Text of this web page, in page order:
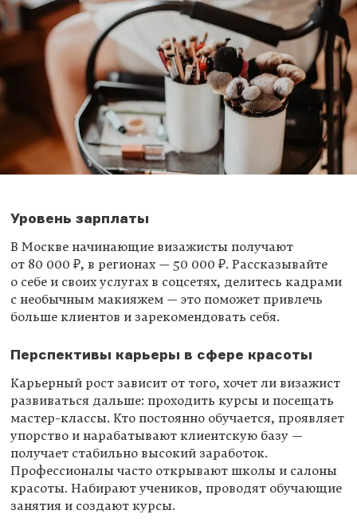
Уровень зарплаты
В Москве начинающие визажисты получают
от 80 000 ₽, в регионах — 50 000 ₽. Рассказывайте
о себе и своих услугах в соцсетях, делитесь кадрами
с необычным макияжем — это поможет привлечь
больше клиентов и зарекомендовать себя.
Перспективы карьеры в сфере красоты
Карьерный рост зависит от того, хочет ли визажист
развиваться дальше: проходить курсы и посещать
мастер-классы. Кто постоянно обучается, проявляет
упорство и нарабатывают клиентскую базу —
получает стабильно высокий заработок.
Профессионалы часто открывают школы и салоны
красоты. Набирают учеников, проводят обучающие
занятия и создают курсы.